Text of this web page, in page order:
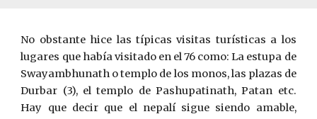
No obstante hice las típicas visitas turísticas a los
lugares que había visitado en el 76 como: La estupa de
Swayambhunath o templo de los monos, las plazas de
Durbar (3), el templo de Pashupatinath, Patan etc.
Hay que decir que el nepalí sigue siendo amable,